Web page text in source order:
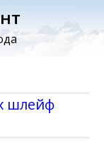
шлейф